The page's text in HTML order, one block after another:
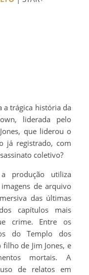
a trágica história da
liderada pelo
que liderou o
já registrado, com
coletivo?
produção utiliza
de arquivo
das últimas
capítulos mais
crime. Entre os
do Templo dos
de Jim Jones, e
mortais. A
de relatos em